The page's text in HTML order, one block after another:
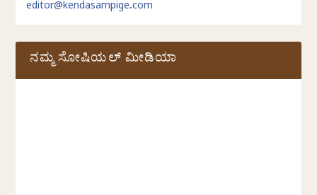
editor@kendasampige.com
ನಮ್ಮ ಸೋಷಿಯಲ್‌ ಮೀಡಿಯಾ